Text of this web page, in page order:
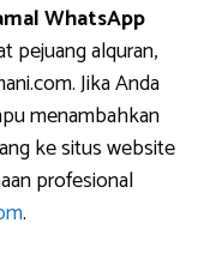
WhatsApp
pejuang alquran,
Jika Anda
menambahkan
ke situs website
profesional
.